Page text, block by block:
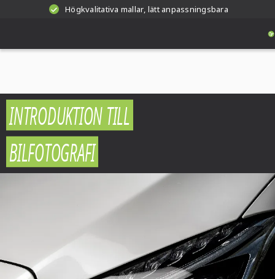
Högkvalitativa mallar, lätt anpassningsbara
INTRODUKTION TILL
BILFOTOGRAFI